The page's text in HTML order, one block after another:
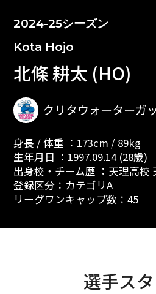
2024-25シーズン
Kota Hojo
北條 耕太 (HO)
クリタウォーターガ
身長 / 体重 ：173cm / 89kg
生年月日 ：1997.09.14 (28歳)
出身校・チーム歴 ：天理高校
登録区分：カテゴリA
リーグワンキャップ数：45
選手ス